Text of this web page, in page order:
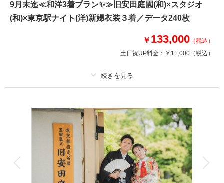
相談予約する
来店・オンライン
撮影日の空き
を確認する
9月末迄≪和洋3着プラン✨≫旧安田庭園(和)×スタジオ
(和)×東京駅ナイト(洋)新婦衣装３着／データ240枚
￥ 133,000 （税込）
土日祝UP料金： ￥11,000 （税込）
撮影料 新婦衣装3着 新郎衣装2着
ヘアメイク 小物一式
データ 240 カット 台紙付写真
会食 挙式
家族用衣装レンタル ペットと撮影